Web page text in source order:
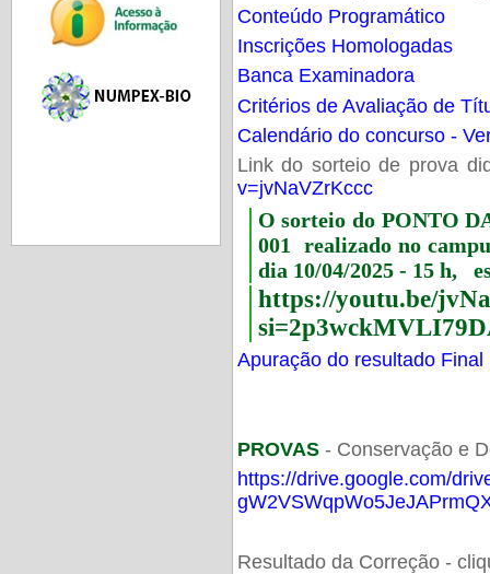
Conteúdo Programático
Inscrições Homologadas
Banca Examinadora
Critérios de Avaliação de
Calendário do concurso -
Link do sorteio de prova
v=jvNaVZrKccc
O sorteio do PONTO
001 realizado no
dia 10/04/2025 - 15 h,
https://youtu.be/
Apuração do resultado Final
PROVAS- Conservação e
https://drive.google.com/
Resultado da Correção -